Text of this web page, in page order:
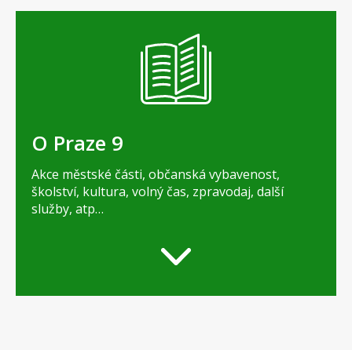
O Praze 9
Akce městské části, občanská vybavenost,
školství, kultura, volný čas, zpravodaj, další
služby, atp…